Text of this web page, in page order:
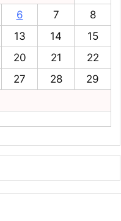
6 7
8
13 14
15
20 21
22
27 28
29